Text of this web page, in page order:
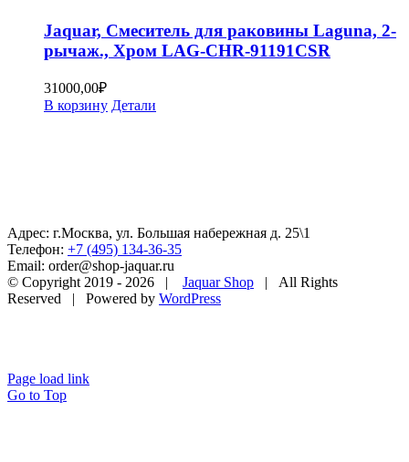
Jaquar, Смеситель для раковины Laguna, 2-
рычаж., Хром LAG-CHR-91191CSR
31000,00₽
В корзину Детали
Адрес: г.Москва, ул. Большая набережная д. 25\1
Телефон: +7 (495) 134-36-35
Email: order@shop-jaquar.ru
© Copyright 2019 - 2026 | Jaquar Shop | All Rights
Reserved | Powered by WordPress
Page load link
Go to Top